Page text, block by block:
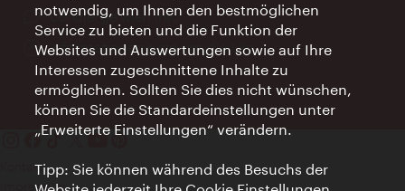
Ort:
concierge.wien.info
Öffnungszeiten:
Informationen rund um die Uhr
Kontakt
Impressum
notwendig, um Ihnen den bestmöglichen
Service zu bieten und die Funktion der
Websites und Auswertungen sowie auf Ihre
Interessen zugeschnittene Inhalte zu
ermöglichen. Sollten Sie dies nicht wünschen,
können Sie die Standardeinstellungen unter
„Erweiterte Einstellungen“ verändern.
Tipp: Sie können während des Besuchs der